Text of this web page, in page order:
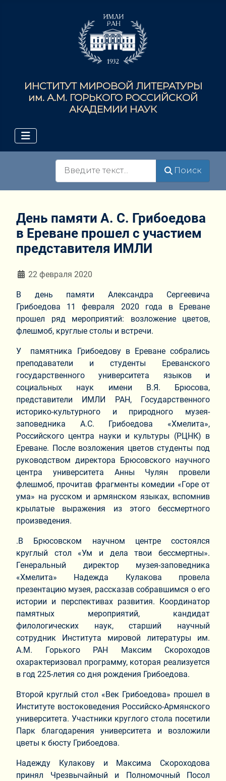
ИНСТИТУТ МИРОВОЙ ЛИТЕРАТУРЫ
им. А.М. ГОРЬКОГО РОССИЙСКОЙ
АКАДЕМИИ НАУК
Поиск
День памяти А. С. Грибоедова
в Ереване прошел с участием
представителя ИМЛИ
Информация о материале
22 февраля 2020
В день памяти Александра Сергеевича
Грибоедова 11 февраля 2020 года в Ереване
прошел ряд мероприятий: возложение цветов,
флешмоб, круглые столы и встречи.
У памятника Грибоедову в Ереване собрались
преподаватели и студенты Ереванского
государственного университета языков и
социальных наук имени В.Я. Брюсова,
представители ИМЛИ РАН, Государственного
историко-культурного и природного музея-
заповедника А.С. Грибоедова «Хмелита»,
Российского центра науки и культуры (РЦНК) в
Ереване. После возложения цветов студенты под
руководством директора Брюсовского научного
центра университета Анны Чулян провели
флешмоб, прочитав фрагменты комедии «Горе от
ума» на русском и армянском языках, вспомнив
крылатые выражения из этого бессмертного
произведения.
.В Брюсовском научном центре состоялся
круглый стол «Ум и дела твои бессмертны».
Генеральный директор музея-заповедника
«Хмелита» Надежда Кулакова провела
презентацию музея, рассказав собравшимся о его
истории и перспективах развития. Координатор
памятных мероприятий, кандидат
филологических наук, старший научный
сотрудник Института мировой литературы им.
А.М. Горького РАН Максим Скороходов
охарактеризовал программу, которая реализуется
в год 225-летия со дня рождения Грибоедова.
Второй круглый стол «Век Грибоедова» прошел в
Институте востоковедения Российско-Армянского
университета. Участники круглого стола посетили
Парк благодарения университета и возложили
цветы к бюсту Грибоедова.
Надежду Кулакову и Максима Скороходова
принял Чрезвычайный и Полномочный Посол